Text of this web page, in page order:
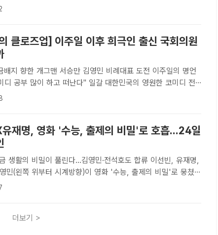
특별 3일 경정이 열렸다. 3일 연속으로 열리던 회차라 그런 것
클로즈업] 이주일 이후 희극인 출신 국회의원
배지 향한 개그맨 서승만 김영민 비례대표 도전 이주일의 명언
많이 하고 떠난다" 일갈 대한민국의 영원한 코미디 전
는 故 이주일은 국회의원을 하다 정치판을 떠나면서 "지난 4년
유재명, 영화 '수능, 출제의 비밀'로 호흡...24일
활의 비밀이 풀린다...김영민·전석호도 합류 이선빈, 유재명,
민(왼쪽 위부터 시계방향)이 영화 '수능, 출제의 비밀'로 뭉쳤
엔터테인먼트, 에이스팩토리[더팩트｜박지윤 기자] 배우 이선빈
더보기 >